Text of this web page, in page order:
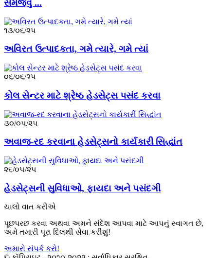
સમજવું ...
૧૩/૦૬/૨૫
અવિરત ઉત્પાદકતા, ગમે ત્યારે, ગમે ત્યાં
૦૬/૦૬/૨૫
કોલ સેન્ટર માટે શ્રેષ્ઠ હેડસેટ્સ પસંદ કરવા
૩૦/૦૫/૨૫
અવાજ-રદ કરવાના હેડસેટ્સનો કાર્યકારી સિદ્ધાંત
૨૬/૦૫/૨૫
હેડસેટ્સની સુવિધાઓ, ફાયદા અને પસંદગી
ચાલો વાત કરીએ
પૂછપરછ કરવા અથવા અમને સંદેશ આપવા માટે આપનું સ્વાગત છે,
અમે તમારી પૂરા દિલથી સેવા કરીશું!
અમારો સંપર્ક કરો!